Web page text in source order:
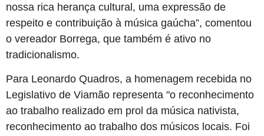
nossa rica herança cultural, uma expressão de
respeito e contribuição à música gaúcha”, comentou
o vereador Borrega, que também é ativo no
tradicionalismo.
Para Leonardo Quadros, a homenagem recebida no
Legislativo de Viamão representa "o reconhecimento
ao trabalho realizado em prol da música nativista,
reconhecimento ao trabalho dos músicos locais. Foi